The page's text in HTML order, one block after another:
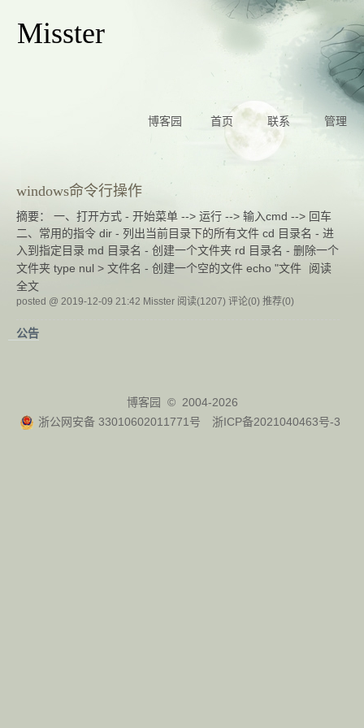
Misster
博客园 首页 联系 管理
windows命令行操作
摘要： 一、打开方式 - 开始菜单 --> 运行 --> 输入cmd --> 回车
二、常用的指令 dir - 列出当前目录下的所有文件 cd 目录名 - 进
入到指定目录 md 目录名 - 创建一个文件夹 rd 目录名 - 删除一个
文件夹 type nul > 文件名 - 创建一个空的文件 echo "文件
阅读
全文
posted @ 2019-12-09 21:42 Misster 阅读(1207) 评论(0) 推荐(0)
公告
博客园
© 2004-2026
浙公网安备 33010602011771号
浙ICP备2021040463号-3